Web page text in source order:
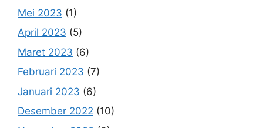
Mei 2023 (1)
April 2023 (5)
Maret 2023 (6)
Februari 2023 (7)
Januari 2023 (6)
Desember 2022 (10)